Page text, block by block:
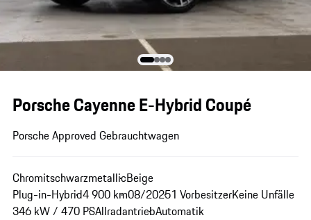
Porsche Cayenne E-Hybrid Coupé
Porsche Approved Gebrauchtwagen
ChromitschwarzmetallicBeige
Plug-in-Hybrid4 900 km08/20251 VorbesitzerKeine Unfälle
346 kW / 470 PSAllradantriebAutomatik